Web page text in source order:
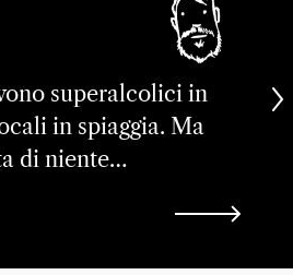
superalcolici in
in spiaggia. Ma
di niente…